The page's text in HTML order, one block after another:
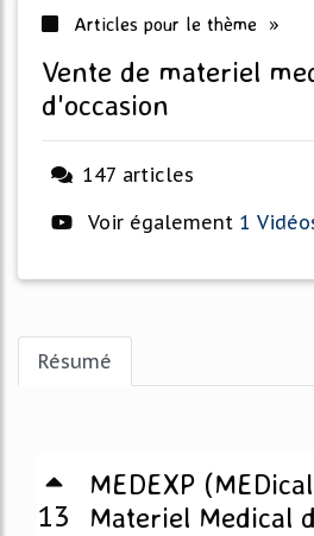
Articles pour le thème »
vente de materiel medical
d'occasion
147 articles
Voir également 1
Résumé
13
MEDEXP
Materiel Medical